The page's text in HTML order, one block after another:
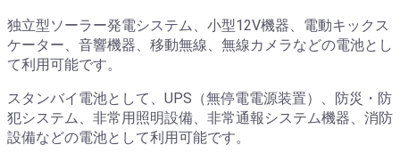
独立型ソーラー発電システム、小型12V機器、電動キックス
ケーター、音響機器、移動無線、無線カメラなどの電池とし
て利用可能です。
スタンバイ電池として、UPS（無停電電源装置）、防災・防
犯システム、非常用照明設備、非常通報システム機器、消防
設備などの電池として利用可能です。